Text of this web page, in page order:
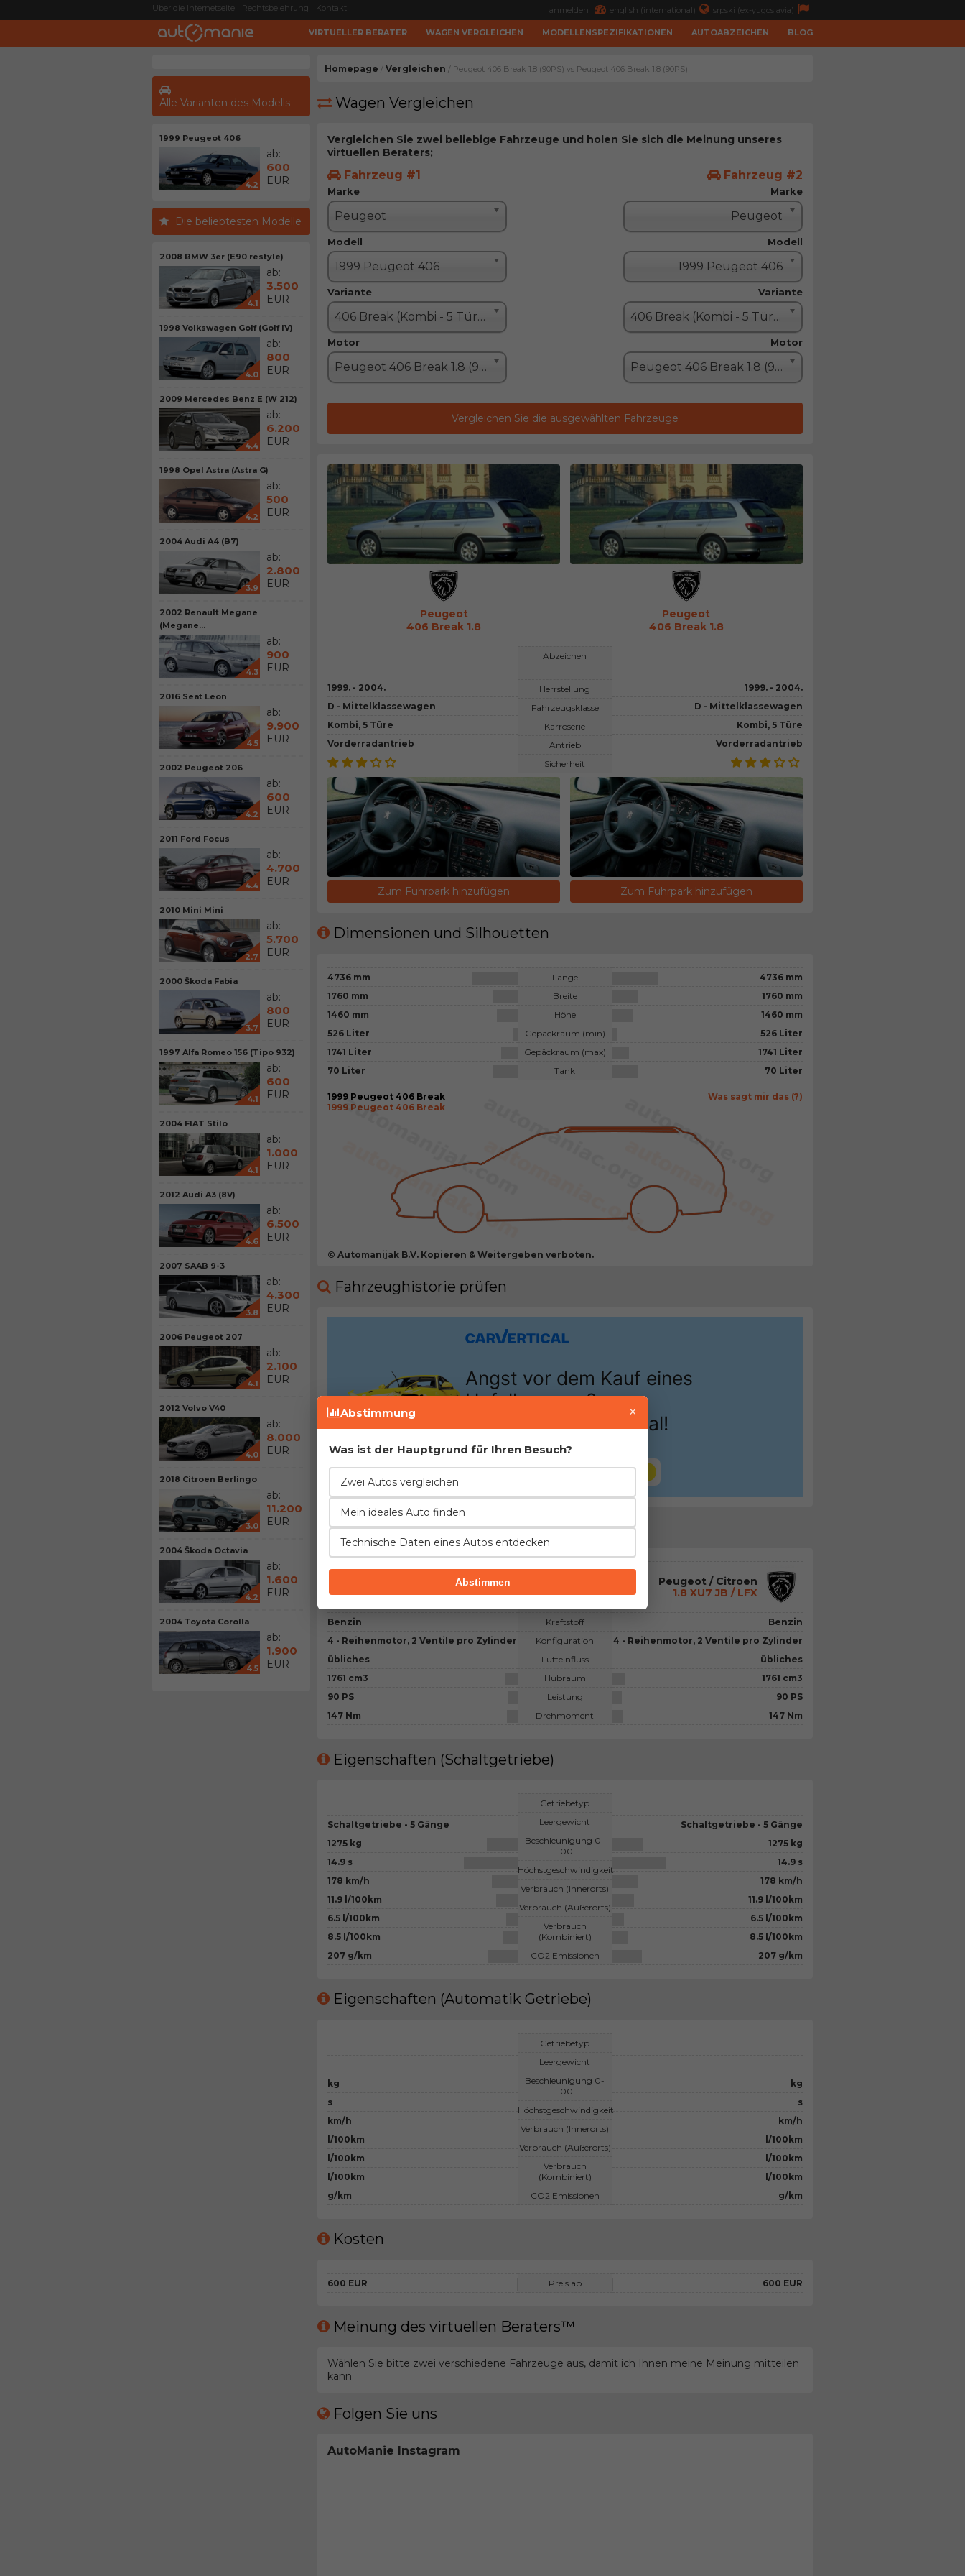
Über die Internetseite Rechtsbelehrung Kontakt anmelden english (international) srpski (ex-yugoslavia)
VIRTUELLER BERATER WAGEN VERGLEICHEN MODELLENSPEZIFIKATIONEN AUTOABZEICHEN BLOG
Alle Varianten des Modells
1999 Peugeot 406
4.2
ab:
600
EUR
Die beliebtesten Modelle
2008 BMW 3er (E90 restyle)
4.1
ab:
3.500
EUR
1998 Volkswagen Golf (Golf IV)
4.0
ab:
800
EUR
2009 Mercedes Benz E (W 212)
4.4
ab:
6.200
EUR
1998 Opel Astra (Astra G)
4.2
ab:
500
EUR
2004 Audi A4 (B7)
3.9
ab:
2.800
EUR
2002 Renault Megane
(Megane...
4.3
ab:
900
EUR
2016 Seat Leon
4.5
ab:
9.900
EUR
2002 Peugeot 206
4.2
ab:
600
EUR
2011 Ford Focus
4.4
ab:
4.700
EUR
2010 Mini Mini
2.7
ab:
5.700
EUR
2000 Škoda Fabia
3.7
ab:
800
EUR
1997 Alfa Romeo 156 (Tipo 932)
4.1
ab:
600
EUR
2004 FIAT Stilo
4.1
ab:
1.000
EUR
2012 Audi A3 (8V)
4.6
ab:
6.500
EUR
2007 SAAB 9-3
3.8
ab:
4.300
EUR
2006 Peugeot 207
4.1
ab:
2.100
EUR
2012 Volvo V40
4.0
ab:
8.000
EUR
2018 Citroen Berlingo
3.0
ab:
11.200
EUR
2004 Škoda Octavia
4.2
ab:
1.600
EUR
2004 Toyota Corolla
4.5
ab:
1.900
EUR
Homepage / Vergleichen / Peugeot 406 Break 1.8 (90PS) vs Peugeot 406 Break 1.8 (90PS)
Wagen Vergleichen
Vergleichen Sie zwei beliebige Fahrzeuge und holen Sie sich die Meinung unseres
virtuellen Beraters;
Fahrzeug #1
Marke
Peugeot
Modell
1999 Peugeot 406
Variante
406 Break (Kombi - 5 Türe)
Motor
Peugeot 406 Break 1.8 (90PS)
Fahrzeug #2
Marke
Peugeot
Modell
1999 Peugeot 406
Variante
406 Break (Kombi - 5 Türe)
Motor
Peugeot 406 Break 1.8 (90PS)
Vergleichen Sie die ausgewählten Fahrzeuge
Peugeot
406 Break 1.8
Peugeot
406 Break 1.8
1999. - 2004.
D - Mittelklassewagen
Kombi, 5 Türe
Vorderradantrieb
Abzeichen
Herrstellung
Fahrzeugsklasse
Karroserie
Antrieb
Sicherheit
1999. - 2004.
D - Mittelklassewagen
Kombi, 5 Türe
Vorderradantrieb
Zum Fuhrpark hinzufügen Zum Fuhrpark hinzufügen
Dimensionen und Silhouetten
4736 mm
1760 mm
1460 mm
526 Liter
1741 Liter
70 Liter
Länge
Breite
Höhe
Gepäckraum (min)
Gepäckraum (max)
Tank
4736 mm
1760 mm
1460 mm
526 Liter
1741 Liter
70 Liter
Was sagt mir das (?)
1999 Peugeot 406 Break
1999 Peugeot 406 Break
© Automanijak B.V. Kopieren & Weitergeben verboten.
Fahrzeughistorie prüfen
Motor
Peugeot / Citroen
1.8 XU7 JB / LFX
Benzin
4 - Reihenmotor, 2 Ventile pro Zylinder
übliches
1761 cm3
90 PS
147 Nm
Kraftstoff
Konfiguration
Lufteinfluss
Hubraum
Leistung
Drehmoment
Peugeot / Citroen
1.8 XU7 JB / LFX
Benzin
4 - Reihenmotor, 2 Ventile pro Zylinder
übliches
1761 cm3
90 PS
147 Nm
Eigenschaften (Schaltgetriebe)
Schaltgetriebe - 5 Gänge
1275 kg
14.9 s
178 km/h
11.9 l/100km
6.5 l/100km
8.5 l/100km
207 g/km
Getriebetyp
Leergewicht
Beschleunigung 0-
100
Höchstgeschwindigkeit
Verbrauch (Innerorts)
Verbrauch (Außerorts)
Verbrauch
(Kombiniert)
CO2 Emissionen
Schaltgetriebe - 5 Gänge
1275 kg
14.9 s
178 km/h
11.9 l/100km
6.5 l/100km
8.5 l/100km
207 g/km
Eigenschaften (Automatik Getriebe)
kg
s
km/h
l/100km
l/100km
l/100km
g/km
Getriebetyp
Leergewicht
Beschleunigung 0-
100
Höchstgeschwindigkeit
Verbrauch (Innerorts)
Verbrauch (Außerorts)
Verbrauch
(Kombiniert)
CO2 Emissionen
kg
s
km/h
l/100km
l/100km
l/100km
g/km
Kosten
600 EUR Preis ab 600 EUR
Meinung des virtuellen Beraters™
Wählen Sie bitte zwei verschiedene Fahrzeuge aus, damit ich Ihnen meine Meinung mitteilen
kann
Folgen Sie uns
AutoManie Instagram
Abstimmung ×
Was ist der Hauptgrund für Ihren Besuch?
Zwei Autos vergleichen
Mein ideales Auto finden
Technische Daten eines Autos entdecken
Abstimmen